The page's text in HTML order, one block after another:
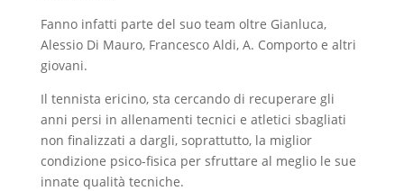
Fanno infatti parte del suo team oltre Gianluca,
Alessio Di Mauro, Francesco Aldi, A. Comporto e altri
giovani.
Il tennista ericino, sta cercando di recuperare gli
anni persi in allenamenti tecnici e atletici sbagliati
non finalizzati a dargli, soprattutto, la miglior
condizione psico-fisica per sfruttare al meglio le sue
innate qualità tecniche.